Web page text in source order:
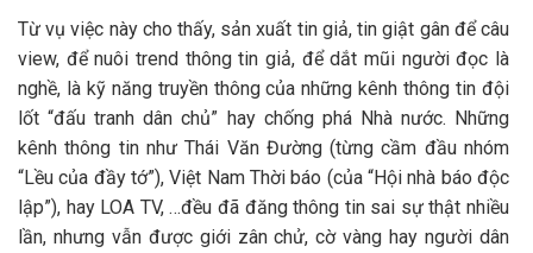
Từ vụ việc này cho thấy, sản xuất tin giả, tin giật gân để câu
view, để nuôi trend thông tin giả, để dắt mũi người đọc là
nghề, là kỹ năng truyền thông của những kênh thông tin đội
lốt “đấu tranh dân chủ” hay chống phá Nhà nước. Những
kênh thông tin như Thái Văn Đường (từng cầm đầu nhóm
“Lều của đầy tớ”), Việt Nam Thời báo (của “Hội nhà báo độc
lập”), hay LOA TV, …đều đã đăng thông tin sai sự thật nhiều
lần, nhưng vẫn được giới zân chử, cờ vàng hay người dân